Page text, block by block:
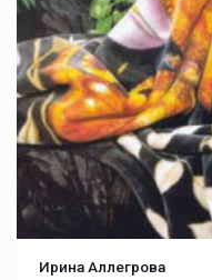
Ирина Аллегрова